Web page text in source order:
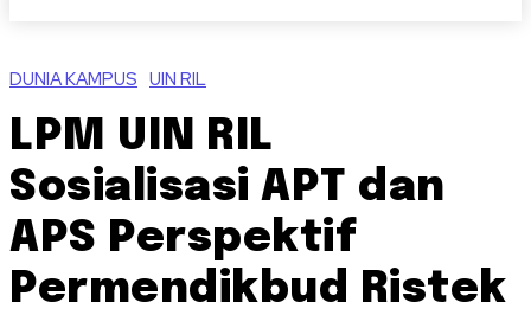
DUNIA KAMPUS UIN RIL
LPM UIN RIL
Sosialisasi APT dan
APS Perspektif
Permendikbud Ristek